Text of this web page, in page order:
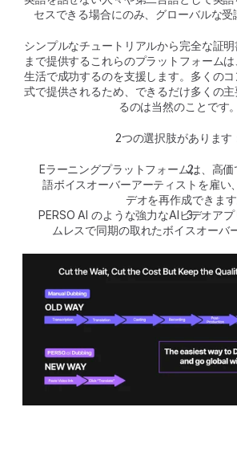
セスできる場合にのみ、グローバルな受
シンプルなチュートリアルから完全な証
まで提供するこれらのプラットフォーム
生活で成功するのを支援します。多くの
式で提供されるため、できるだけ多くの
るのは当然のことです。
2つの選択肢があります
Eラーニングプラットフォームは、高
語ボイスオーバーアーティストを雇い
デオを再作成できます
PERSO AI のような強力なAIビデオア
ムレスで同期の取れたボイスオーバ